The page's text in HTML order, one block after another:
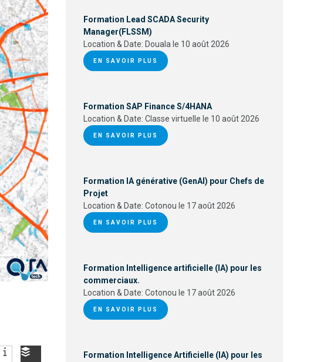
Formation Lead SCADA Security
Manager(FLSSM)
Location & Date: Douala le 10 août 2026
EN SAVOIR PLUS
Formation SAP Finance S/4HANA
Location & Date: Classe virtuelle le 10 août 2026
EN SAVOIR PLUS
Formation IA générative (GenAI) pour Chefs de
Projet
Location & Date: Cotonou le 17 août 2026
EN SAVOIR PLUS
Formation Intelligence artificielle (IA) pour les
commerciaux.
Location & Date: Cotonou le 17 août 2026
EN SAVOIR PLUS
Formation Intelligence Artificielle (IA) pour les